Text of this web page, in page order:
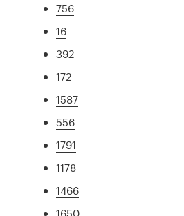
756
16
392
172
1587
556
1791
1178
1466
1650